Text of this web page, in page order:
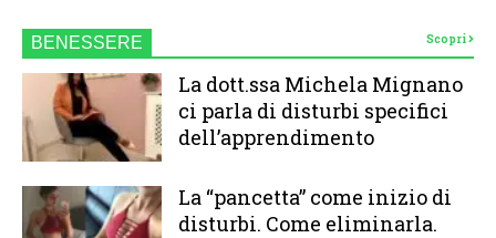
BENESSERE Scopri
La dott.ssa Michela Mignano
ci parla di disturbi specifici
dell’apprendimento
La “pancetta” come inizio di
disturbi. Come eliminarla.